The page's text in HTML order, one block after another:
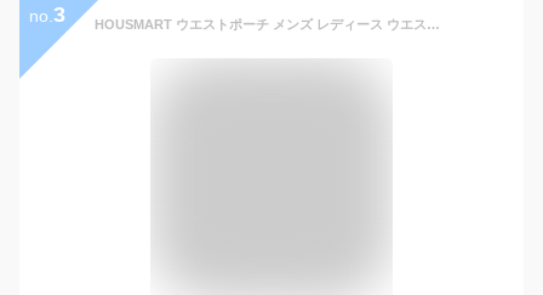
no. 3 HOUSMART ウエストポーチ メンズ レディース ウエストバッグ ランニング ポーチ YKKファスナー 収納力 デジカメ/ipad mini7.9インチ/iPhone 7 Plus/ペット ボトルまで 旅行 ランニング 仕事 作業用 4ポケット 軽量